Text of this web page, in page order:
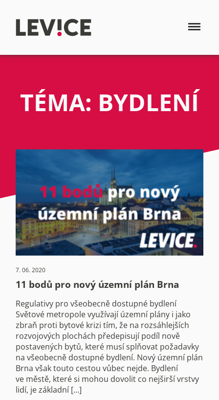
TÉMA: BYDLENÍ
7. 06. 2020
11 bodů pro nový územní plán Brna
Regulativy pro všeobecně dostupné bydlení
Světové metropole využívají územní plány i jako
zbraň proti bytové krizi tím, že na rozsáhlejších
rozvojových plochách předepisují podíl nově
postavených bytů, které musí splňovat požadavky
na všeobecně dostupné bydlení. Nový územní plán
Brna však touto cestou vůbec nejde. Bydlení
ve městě, které si mohou dovolit co nejširší vrstvy
lidí, je základní […]